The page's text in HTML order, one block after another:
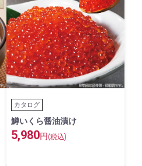
カタログ
鱒いくら醤油漬け
5,980円(税込)